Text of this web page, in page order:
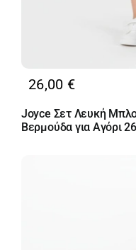
26,00 €
Joyce Σετ Λευκή
Βερμούδα για Αγόρι